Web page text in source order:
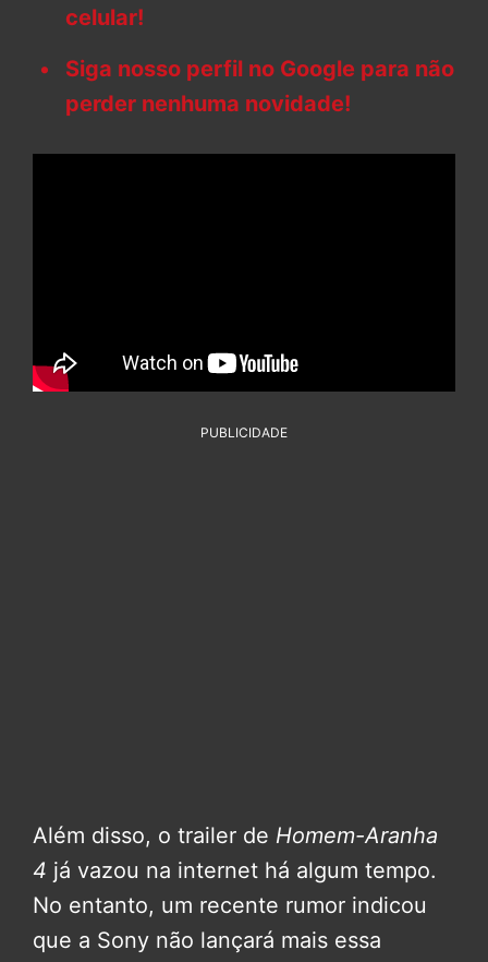
celular!
Siga nosso perfil no Google para não
perder nenhuma novidade!
PUBLICIDADE
Além disso, o trailer de Homem-Aranha
4 já vazou na internet há algum tempo.
No entanto, um recente rumor indicou
que a Sony não lançará mais essa